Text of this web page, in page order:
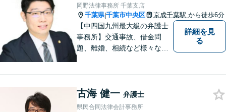
岡野法律事務所 千葉支店
千葉県|千葉市中央区 京成千葉駅 から徒歩6分
【中四国九州最大級の弁護士
事務所】交通事故、借金問
題、離婚、相続など様々な問
い！
詳細を見
る
古海 健一 弁護士
県民合同法律会計事務所